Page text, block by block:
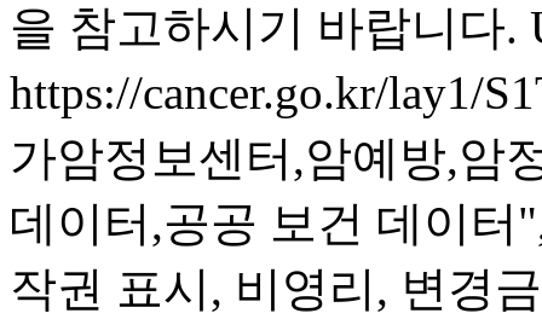
을 참고하시기 바랍니다.
https://cancer.go.kr/lay1/
가암정보센터,암예방,암
데이터,공공 보건 데이터
작권 표시, 비영리, 변경